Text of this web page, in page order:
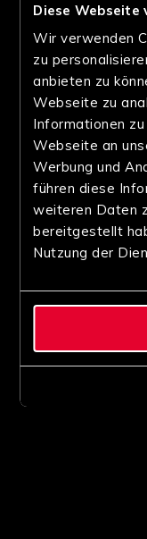
Diese Webseite
Wir verwenden
zu
anbieten zu
Webseite zu
Informationen
Webseite an
Werbung und
führen diese
weiteren Daten
bereitgestellt
Nutzung der